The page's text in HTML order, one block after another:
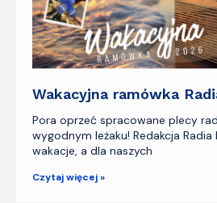
Wakacyjna ramówka
Pora oprzeć spracowane plecy
wygodnym leżaku! Redakcja Radia
wakacje, a dla naszych
Czytaj więcej »